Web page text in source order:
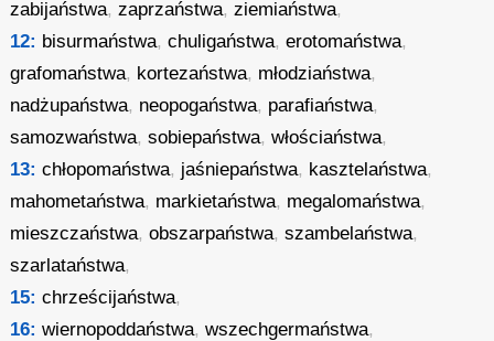
zabijaństwa,zaprzaństwa,ziemiaństwa,
12: bisurmaństwa,chuligaństwa,erotomaństwa,
grafomaństwa, kortezaństwa, młodziaństwa,
nadżupaństwa, neopogaństwa, parafiaństwa,
samozwaństwa,sobiepaństwa,włościaństwa,
13: chłopomaństwa, jaśniepaństwa, kasztelaństwa,
mahometaństwa, markietaństwa, megalomaństwa,
mieszczaństwa,obszarpaństwa,szambelaństwa,
szarlataństwa,
15: chrześcijaństwa,
16: wiernopoddaństwa,wszechgermaństwa,